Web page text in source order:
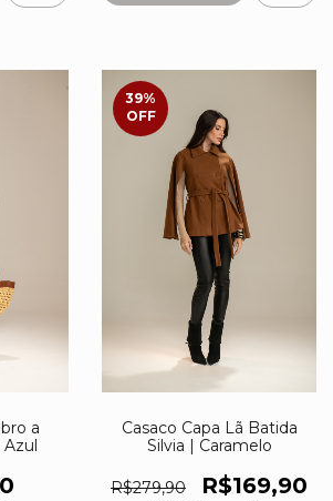
a
39%
OFF
Casaco Capa Lã Batida
Silvia | Caramelo
R$279,90 R$169,90